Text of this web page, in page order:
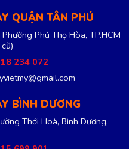
QUẬN TÂN PHÚ
Phú Thọ Hòa, TP.HCM
234 072
BÌNH DƯƠNG
Thới Hoà, Bình Dương,